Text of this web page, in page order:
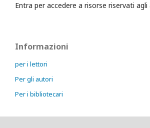
Entra per accedere a risorse riservati agli
Informazioni
per i lettori
Per gli autori
Per i bibliotecari